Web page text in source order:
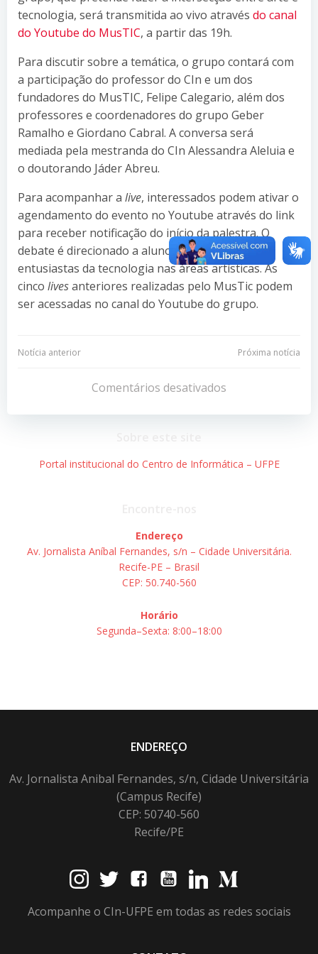
tecnologia, será transmitida ao vivo através do canal
do Youtube do MusTIC, a partir das 19h.
Para discutir sobre a temática, o grupo contará com
a participação do professor do CIn e um dos
fundadores do MusTIC, Felipe Calegario, além dos
professores e coordenadores do grupo Geber
Ramalho e Giordano Cabral. A conversa será
mediada pela mestranda do CIn Alessandra Aleluia e
o doutorando Jáder Abreu.
Para acompanhar a live, interessados podem ativar o
agendamento do evento no Youtube através do link
para receber notificação do início da palestra. O
debate é direcionado a alunos, pesquisadores e
entusiastas da tecnologia nas áreas artísticas. As
cinco livesanteriores realizadas pelo MusTic podem
ser acessadas no canal do Youtube do grupo.
Navegação
Post
Notícia anterior
Navegação
de
Post
Próxima notícia
Comentários desativados
Portal institucional do Centro de Informática – UFPE
Endereço
Av. Jornalista Aníbal Fernandes, s/n – Cidade Universitária.
Recife-PE – Brasil
CEP: 50.740-560
Horário
Segunda–Sexta: 8:00–18:00
ENDEREÇO
Av. Jornalista Anibal Fernandes, s/n, Cidade Universitária
(Campus Recife)
CEP: 50740-560
Recife/PE
Acompanhe o CIn-UFPE em todas as redes sociais